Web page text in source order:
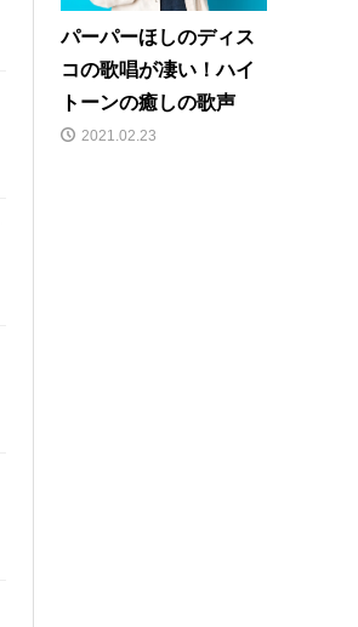
パーパーほしのディス
コの歌唱が凄い！ハイ
トーンの癒しの歌声
2021.02.23